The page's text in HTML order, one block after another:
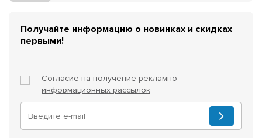
Получайте информацию о новинках и скидках
первыми!
Согласие на получение рекламно-
информационных рассылок